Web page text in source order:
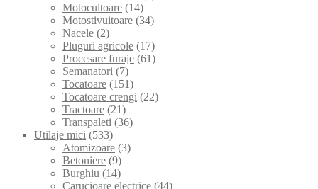
Motocultoare (14)
Motostivuitoare (34)
Nacele (2)
Pluguri agricole (17)
Procesare furaje (61)
Semanatori (7)
Tocatoare (151)
Tocatoare crengi (22)
Tractoare (21)
Transpaleti (36)
Utilaje mici (533)
Atomizoare (3)
Betoniere (9)
Burghiu (14)
Carucioare electrice (44)